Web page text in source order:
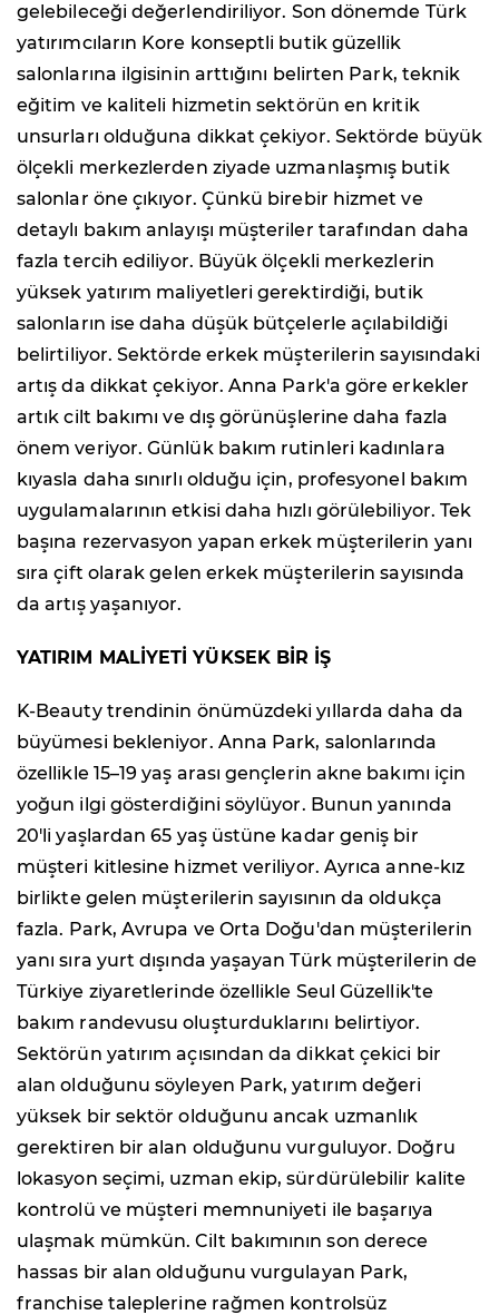
gelebileceği değerlendiriliyor. Son dönemde Türk
yatırımcıların Kore konseptli butik güzellik
salonlarına ilgisinin arttığını belirten Park, teknik
eğitim ve kaliteli hizmetin sektörün en kritik
unsurları olduğuna dikkat çekiyor. Sektörde büyük
ölçekli merkezlerden ziyade uzmanlaşmış butik
salonlar öne çıkıyor. Çünkü birebir hizmet ve
detaylı bakım anlayışı müşteriler tarafından daha
fazla tercih ediliyor. Büyük ölçekli merkezlerin
yüksek yatırım maliyetleri gerektirdiği, butik
salonların ise daha düşük bütçelerle açılabildiği
belirtiliyor. Sektörde erkek müşterilerin sayısındaki
artış da dikkat çekiyor. Anna Park'a göre erkekler
artık cilt bakımı ve dış görünüşlerine daha fazla
önem veriyor. Günlük bakım rutinleri kadınlara
kıyasla daha sınırlı olduğu için, profesyonel bakım
uygulamalarının etkisi daha hızlı görülebiliyor. Tek
başına rezervasyon yapan erkek müşterilerin yanı
sıra çift olarak gelen erkek müşterilerin sayısında
da artış yaşanıyor.
YATIRIM MALİYETİ YÜKSEK BİR İŞ
K-Beauty trendinin önümüzdeki yıllarda daha da
büyümesi bekleniyor. Anna Park, salonlarında
özellikle 15–19 yaş arası gençlerin akne bakımı için
yoğun ilgi gösterdiğini söylüyor. Bunun yanında
20'li yaşlardan 65 yaş üstüne kadar geniş bir
müşteri kitlesine hizmet veriliyor. Ayrıca anne-kız
birlikte gelen müşterilerin sayısının da oldukça
fazla. Park, Avrupa ve Orta Doğu'dan müşterilerin
yanı sıra yurt dışında yaşayan Türk müşterilerin de
Türkiye ziyaretlerinde özellikle Seul Güzellik'te
bakım randevusu oluşturduklarını belirtiyor.
Sektörün yatırım açısından da dikkat çekici bir
alan olduğunu söyleyen Park, yatırım değeri
yüksek bir sektör olduğunu ancak uzmanlık
gerektiren bir alan olduğunu vurguluyor. Doğru
lokasyon seçimi, uzman ekip, sürdürülebilir kalite
kontrolü ve müşteri memnuniyeti ile başarıya
ulaşmak mümkün. Cilt bakımının son derece
hassas bir alan olduğunu vurgulayan Park,
franchise taleplerine rağmen kontrolsüz